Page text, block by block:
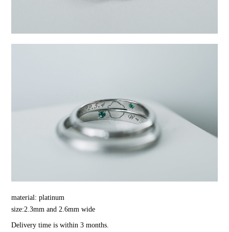
material: platinum
size:2.3mm and 2.6mm wide
Delivery time is within 3 months.